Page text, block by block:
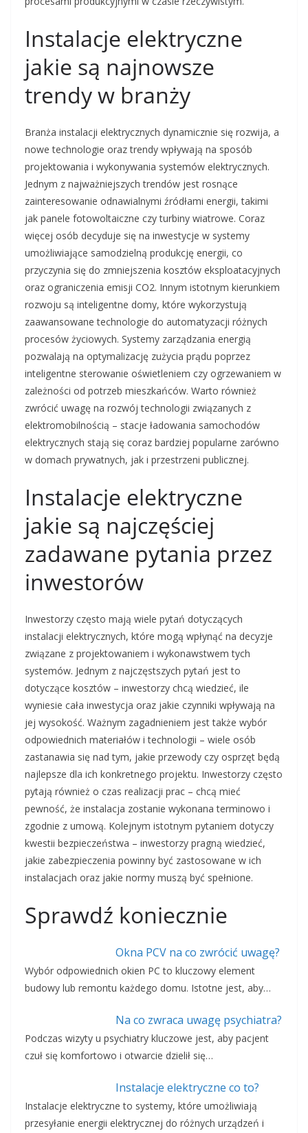
Instalacje elektryczne
jakie są najnowsze
trendy w branży
Branża instalacji elektrycznych dynamicznie się rozwija, a
nowe technologie oraz trendy wpływają na sposób
projektowania i wykonywania systemów elektrycznych.
Jednym z najważniejszych trendów jest rosnące
zainteresowanie odnawialnymi źródłami energii, takimi
jak panele fotowoltaiczne czy turbiny wiatrowe. Coraz
więcej osób decyduje się na inwestycje w systemy
umożliwiające samodzielną produkcję energii, co
przyczynia się do zmniejszenia kosztów eksploatacyjnych
oraz ograniczenia emisji CO2. Innym istotnym kierunkiem
rozwoju są inteligentne domy, które wykorzystują
zaawansowane technologie do automatyzacji różnych
procesów życiowych. Systemy zarządzania energią
pozwalają na optymalizację zużycia prądu poprzez
inteligentne sterowanie oświetleniem czy ogrzewaniem w
zależności od potrzeb mieszkańców. Warto również
zwrócić uwagę na rozwój technologii związanych z
elektromobilnością – stacje ładowania samochodów
elektrycznych stają się coraz bardziej popularne zarówno
w domach prywatnych, jak i przestrzeni publicznej.
Instalacje elektryczne
jakie są najczęściej
zadawane pytania przez
inwestorów
Inwestorzy często mają wiele pytań dotyczących
instalacji elektrycznych, które mogą wpłynąć na decyzje
związane z projektowaniem i wykonawstwem tych
systemów. Jednym z najczęstszych pytań jest to
dotyczące kosztów – inwestorzy chcą wiedzieć, ile
wyniesie cała inwestycja oraz jakie czynniki wpływają na
jej wysokość. Ważnym zagadnieniem jest także wybór
odpowiednich materiałów i technologii – wiele osób
zastanawia się nad tym, jakie przewody czy osprzęt będą
najlepsze dla ich konkretnego projektu. Inwestorzy często
pytają również o czas realizacji prac – chcą mieć
pewność, że instalacja zostanie wykonana terminowo i
zgodnie z umową. Kolejnym istotnym pytaniem dotyczy
kwestii bezpieczeństwa – inwestorzy pragną wiedzieć,
jakie zabezpieczenia powinny być zastosowane w ich
instalacjach oraz jakie normy muszą być spełnione.
Sprawdź koniecznie
Okna PCV na co zwrócić uwagę?
Wybór odpowiednich okien PC to kluczowy element
budowy lub remontu każdego domu. Istotne jest, aby…
Na co zwraca uwagę psychiatra?
Podczas wizyty u psychiatry kluczowe jest, aby pacjent
czuł się komfortowo i otwarcie dzielił się…
Instalacje elektryczne co to?
Instalacje elektryczne to systemy, które umożliwiają
przesyłanie energii elektrycznej do różnych urządzeń i